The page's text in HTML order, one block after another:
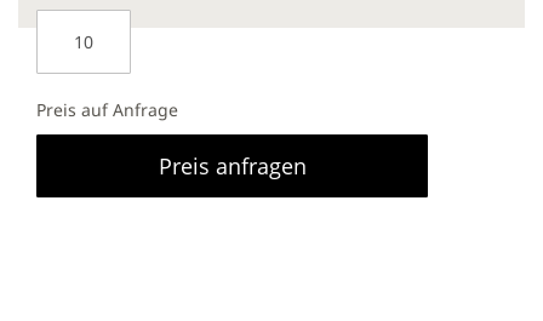
Preis auf Anfrage
Preis anfragen